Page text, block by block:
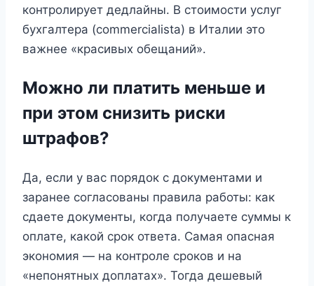
контролирует дедлайны. В стоимости услуг
бухгалтера (commercialista) в Италии это
важнее «красивых обещаний».
Можно ли платить меньше и
при этом снизить риски
штрафов?
Да, если у вас порядок с документами и
заранее согласованы правила работы: как
сдаете документы, когда получаете суммы к
оплате, какой срок ответа. Самая опасная
экономия — на контроле сроков и на
«непонятных доплатах». Тогда дешевый